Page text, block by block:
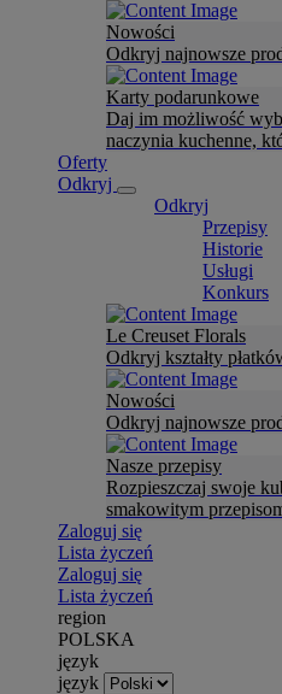
Nowości
Odkryj najnowsze
Karty podarunkowe
Daj im możliwość
naczynia kuchenne,
Oferty
Odkryj
Odkryj
Przepisy
Historie
Usługi
Konkurs
Le Creuset Florals
Odkryj kształty
Nowości
Odkryj najnowsze
Nasze przepisy
Rozpieszczaj swoje
smakowitym
Zaloguj się
Lista życzeń
Zaloguj się
Lista życzeń
region
POLSKA
język
język